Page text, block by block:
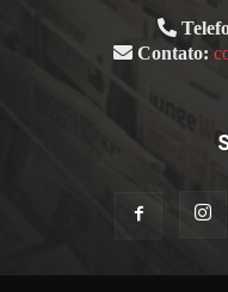
Contato: